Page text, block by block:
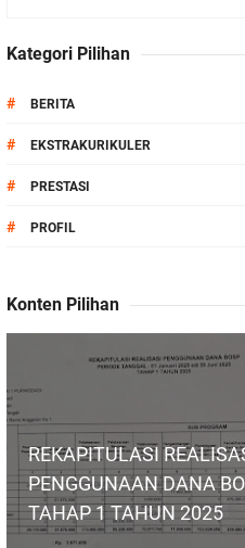
Kategori Pilihan
# BERITA
# EKSTRAKURIKULER
# PRESTASI
# PROFIL
Konten Pilihan
REKAPITULASI
PENGGUNAAN DANA
TAHAP 1 TAHUN 2025